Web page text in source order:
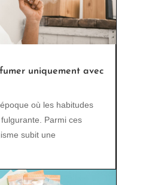
uniquement avec
où les habitudes
Parmi ces
subit une